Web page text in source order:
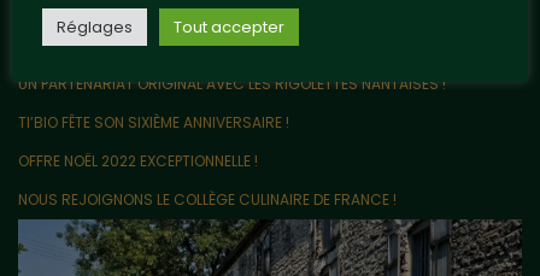
LE VRAC EN VENTE DIRECTE ARRIVE CHEZ TI’BIO !
UN PARTENARIAT ORIGINAL AVEC LES RIGOLETTES NANTAISES !
TI’BIO FÊTE SON SIXIÈME ANNIVERSAIRE !
OFFRE NOËL 2022 EXCEPTIONNELLE !
NOUS REJOIGNONS LE COLLÈGE CULINAIRE DE FRANCE !
Réglages Tout accepter